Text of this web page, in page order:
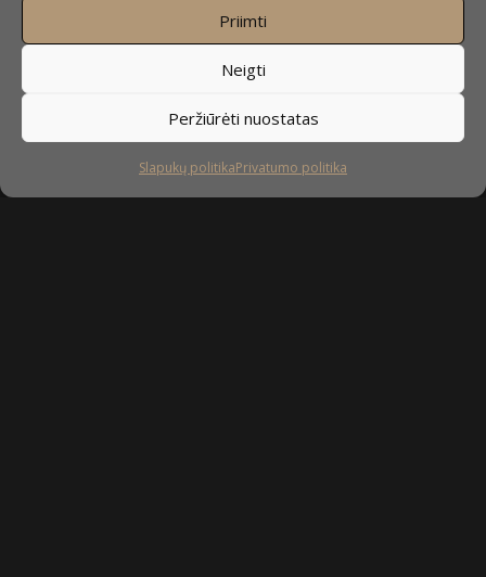
Priimti
Neigti
Peržiūrėti nuostatas
Slapukų politikaPrivatumo politika
Sekite mus